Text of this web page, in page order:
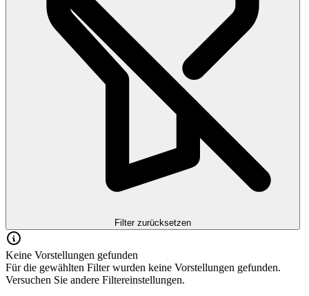
Filter zurücksetzen
Keine Vorstellungen gefunden
Für die gewählten Filter wurden keine Vorstellungen gefunden.
Versuchen Sie andere Filtereinstellungen.